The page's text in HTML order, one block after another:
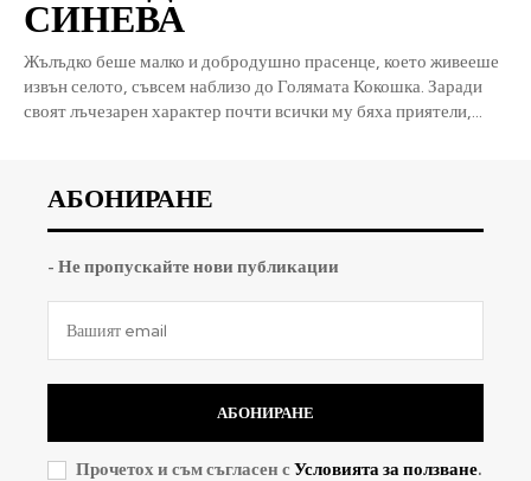
СИНЕВА
Жълъдко беше малко и добродушно прасенце, което живееше
извън селото, съвсем наблизо до Голямата Кокошка. Заради
своят лъчезарен характер почти всички му бяха приятели,...
АБОНИРАНЕ
- Не пропускайте нови публикации
АБОНИРАНЕ
Прочетох и съм съгласен с Условията за ползване.